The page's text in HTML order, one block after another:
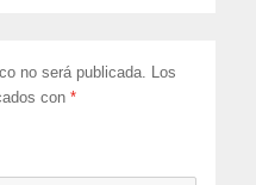
no será publicada. Los
con*